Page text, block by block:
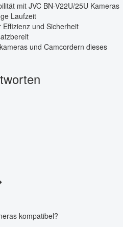
mit JVC BN-V22U/25U Kameras
Laufzeit
Effizienz und Sicherheit
und Camcordern dieses
kompatibel?